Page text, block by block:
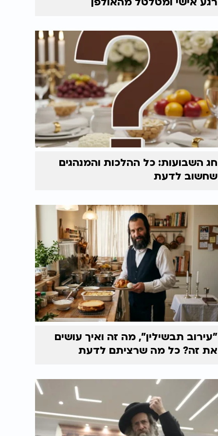
חג השבועות: כל ההלכות והמנהגים
שחשוב לדעת
"עירוב תבשילין", מה זה ואיך עושים
את זה? כל מה שרציתם לדעת